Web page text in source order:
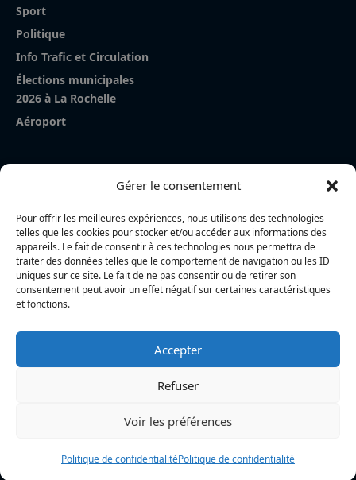
Gérer le consentement
Pour offrir les meilleures expériences, nous utilisons des technologies
telles que les cookies pour stocker et/ou accéder aux informations des
appareils. Le fait de consentir à ces technologies nous permettra de
traiter des données telles que le comportement de navigation ou les ID
uniques sur ce site. Le fait de ne pas consentir ou de retirer son
consentement peut avoir un effet négatif sur certaines caractéristiques
et fonctions.
Accepter
Refuser
Voir les préférences
Politique de confidentialitéPolitique de confidentialité
Sport
Politique
Info Trafic et Circulation
Élections municipales
2026 à La Rochelle
Aéroport
voiture à Périgny, une femme en urgence absolue
Charente-Maritime : la directrice de la police nationale,
Myriam Akkari, sur le départ vers le Haut-Rhin
Incendie à la gare de La Rochelle : près de 20 m² de
toiture brûlés, l’origine accidentelle privilégiée
L’actualité locale en continu à La Rochelle et en Charente-